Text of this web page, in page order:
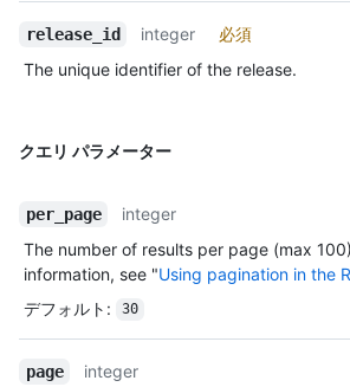
release_id integer
必須
The unique identifier of the release.
クエリ パラメーター
per_page
integer
The number of results per page (max
information, see "Using pagination in the
デフォルト : 30
page
integer